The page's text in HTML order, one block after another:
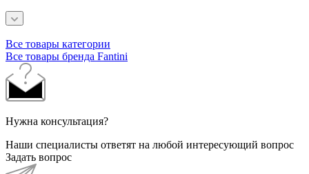
Все товары категории
Все товары бренда Fantini
Нужна консультация?
Наши специалисты ответят на любой интересующий вопрос
Задать вопрос